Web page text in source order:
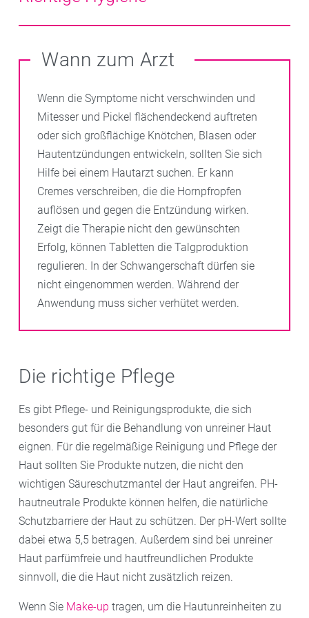
Fischölkapseln enthalten. Das Gleiche gilt für eine
gesunde Bakterienfloraim Darm, die sich durch
Produkte aus der Apotheke fördern lässt.
sein. Seifenfreier Reinigungsschaum entfernt
überschüssigen Talg auf sanfte Weise.
gepflegt. Cremen sollte man nur dort, wo es nötig ist.
Bei fettiger Haut also höchstens im Bereich des
Unreinheiten neigende Haut genügend eigenes Fett. In
geeigneten Produkten gegen Pickel.
Auf den Handflächen befinden sich viele Bakterien,
Verwenden Sie außerdem verschiedene Handtücher
Wann zum Arzt
Wenn die Symptome nicht verschwinden und
Mitesser und Pickel flächendeckend auftreten
oder sich großflächige Knötchen, Blasen oder
Hautentzündungen entwickeln, sollten Sie sich
Hilfe bei einem Hautarzt suchen. Er kann
Cremes verschreiben, die die Hornpfropfen
auflösen und gegen die Entzündung wirken.
Zeigt die Therapie nicht den gewünschten
Erfolg, können Tabletten die Talgproduktion
regulieren. In der Schwangerschaft dürfen sie
nicht eingenommen werden. Während der
Anwendung muss sicher verhütet werden.
Die richtige Pflege
Es gibt Pflege- und Reinigungsprodukte, die sich
besonders gut für die Behandlung von unreiner Haut
eignen. Für die regelmäßige Reinigung und Pflege der
Haut sollten Sie Produkte nutzen, die nicht den
wichtigen Säureschutzmantel der Haut angreifen. PH-
hautneutrale Produkte können helfen, die natürliche
Schutzbarriere der Haut zu schützen. Der pH-Wert sollte
dabei etwa 5,5 betragen. Außerdem sind bei unreiner
Haut parfümfreie und hautfreundlichen Produkte
sinnvoll, die die Haut nicht zusätzlich reizen.
Wenn Sie Make-up tragen, um die Hautunreinheiten zu